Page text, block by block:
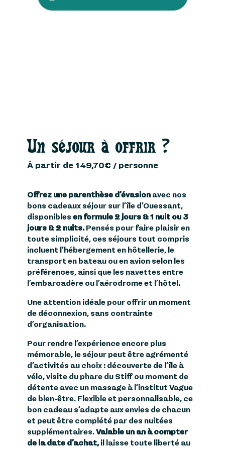
Un séjour à offrir ?
À partir de 149,70€ / personne
Offrez une parenthèse d’évasion avec nos
bons cadeaux séjour sur l’île d’Ouessant,
disponibles en formule 2 jours & 1 nuit ou 3
jours & 2 nuits. Pensés pour faire plaisir en
toute simplicité, ces séjours tout compris
incluent l’hébergement en hôtellerie, le
transport en bateau ou en avion selon les
préférences, ainsi que les navettes entre
l’embarcadère ou l’aérodrome et l’hôtel.
Une attention idéale pour offrir un moment
de déconnexion, sans contrainte
d’organisation.
Pour rendre l’expérience encore plus
mémorable, le séjour peut être agrémenté
d’activités au choix : découverte de l’île à
vélo, visite du phare du Stiff ou moment de
détente avec un massage à l’institut Vague
de bien-être. Flexible et personnalisable, ce
bon cadeau s’adapte aux envies de chacun
et peut être complété par des nuitées
supplémentaires.Valable un an à compter
de la date d’achat, il laisse toute liberté au